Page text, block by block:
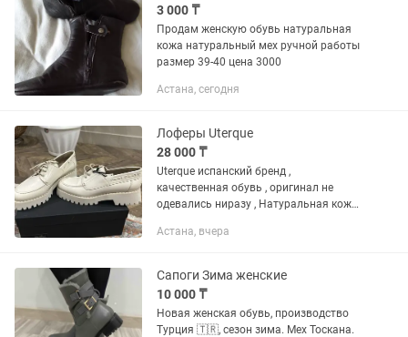
3 000 ₸
Продам женскую обувь натуральная
кожа натуральный мех ручной работы
размер 39-40 цена 3000
Астана, сегодня
Лоферы Uterque
28 000 ₸
Uterque испанский бренд ,
качественная обувь , оригинал не
одевались ниразу , Натуральная кожа ,
коробка имеется. Не звонить а писать
Астана, вчера
Сапоги Зима женские
10 000 ₸
Новая женская обувь, производство
Турция 🇹🇷, сезон зима. Мех Тоскана.